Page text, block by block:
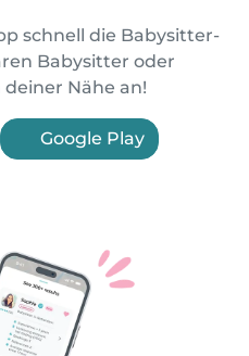
schnell die Babysitter-
Babysitter oder
Nähe an!
Google Play